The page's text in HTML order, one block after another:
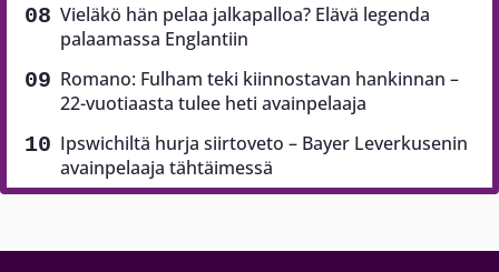
Vieläkö hän pelaa jalkapalloa? Elävä legenda
palaamassa Englantiin
Romano: Fulham teki kiinnostavan hankinnan –
22-vuotiaasta tulee heti avainpelaaja
Ipswichiltä hurja siirtoveto – Bayer Leverkusenin
avainpelaaja tähtäimessä